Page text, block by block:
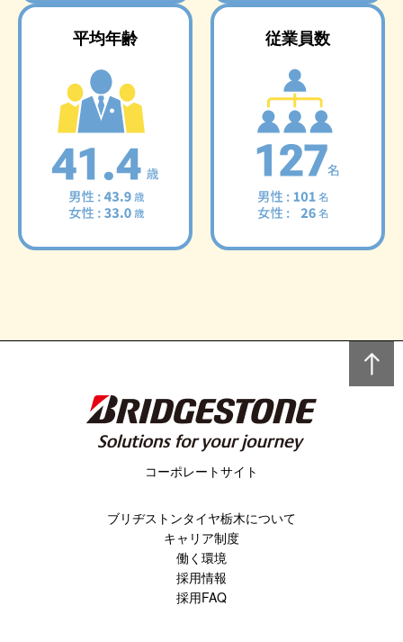
平均年齢 従業員数
コーポレートサイト
ブリヂストンタイヤ栃木について
キャリア制度
働く環境
採用情報
採用FAQ